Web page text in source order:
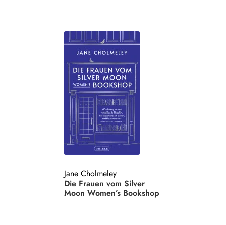
Jane Cholmeley
Die Frauen vom Silver
Moon Women’s Bookshop